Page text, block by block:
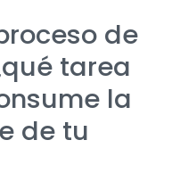
de
tarea
la
de tu